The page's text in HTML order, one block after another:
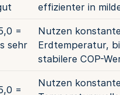
effizienter in
=
sehr
Nutzen konstante
Erdtemperatur,
stabilere COP-
=
Nutzen konstante